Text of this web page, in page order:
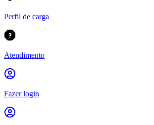
Perfil de carga
Atendimento
Fazer login